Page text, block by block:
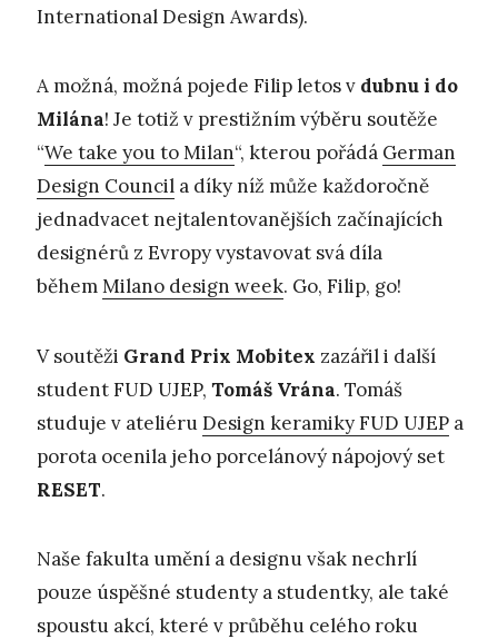
International Design Awards).
A možná, možná pojede Filip letos v dubnu i do
Milána! Je totiž v prestižním výběru soutěže
“We take you to Milan“, kterou pořádá German
Design Council a díky níž může každoročně
jednadvacet nejtalentovanějších začínajících
designérů z Evropy vystavovat svá díla
běhemMilano design week. Go, Filip, go!
V soutěži Grand Prix Mobitex zazářil i další
student FUD UJEP, Tomáš Vrána. Tomáš
studuje v ateliéruDesign keramiky FUD UJEP a
porota ocenila jeho porcelánový nápojový set
RESET.
Naše fakulta umění a designu však nechrlí
pouze úspěšné studenty a studentky, ale také
spoustu akcí, které v průběhu celého roku